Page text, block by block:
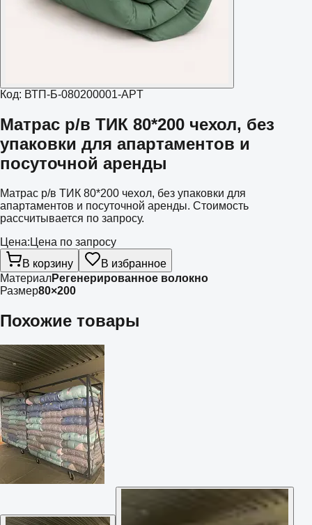
Код: ВТП-Б-080200001-APT
Матрас р/в ТИК 80*200 чехол, без
упаковки для апартаментов и
посуточной аренды
Матрас р/в ТИК 80*200 чехол, без упаковки для
апартаментов и посуточной аренды. Стоимость
рассчитывается по запросу.
Цена: Цена по запросу
В корзину
В избранное
МатериалРегенерированное волокно
Размер80×200
Похожие товары